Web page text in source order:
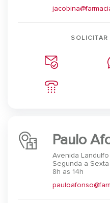
Paulo
Avenida
Segunda a
8h as 14h